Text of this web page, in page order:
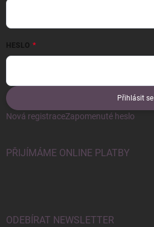
HESLO
Přihlásit se
Nová registraceZapomenuté heslo
PŘIJÍMÁME ONLINE PLATBY
ODEBÍRAT NEWSLETTER